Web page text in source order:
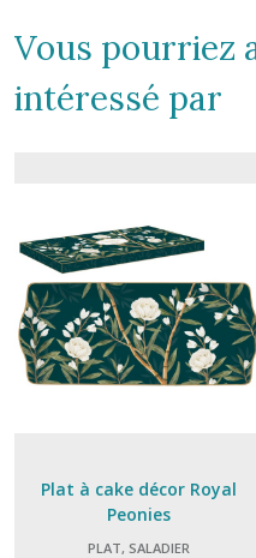
Vous pourriez
intéressé par
Plat à cake décor Royal
Peonies
PLAT, SALADIER